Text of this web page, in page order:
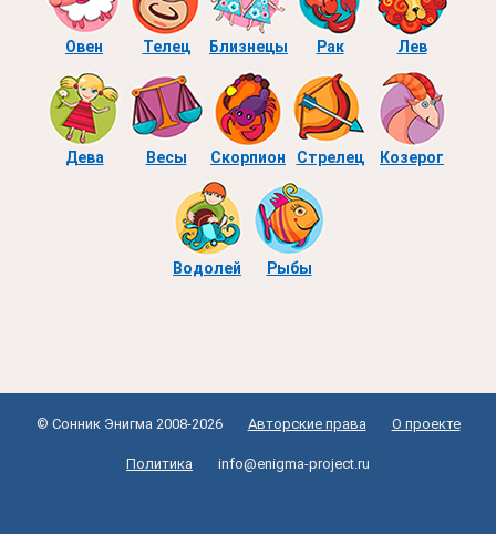
Овен Телец Близнецы Рак Лев
Дева Весы Скорпион Стрелец Козерог
Водолей Рыбы
© Сонник Энигма 2008-2026 Авторские права О проекте
Политика info@enigma-project.ru